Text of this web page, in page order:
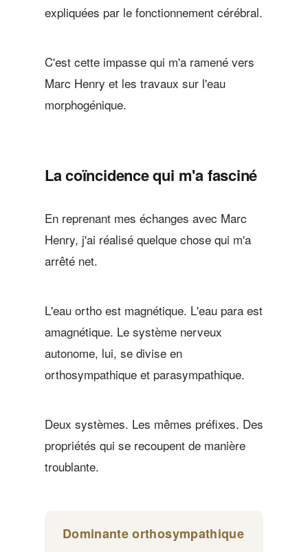
expliquées par le fonctionnement cérébral.
C'est cette impasse qui m'a ramené vers
Marc Henry et les travaux sur l'eau
morphogénique.
La coïncidence qui m'a fasciné
En reprenant mes échanges avec Marc
Henry, j'ai réalisé quelque chose qui m'a
arrêté net.
L'eau ortho est magnétique. L'eau para est
amagnétique. Le système nerveux
autonome, lui, se divise en
orthosympathique et parasympathique.
Deux systèmes. Les mêmes préfixes. Des
propriétés qui se recoupent de manière
troublante.
Dominante orthosympathique